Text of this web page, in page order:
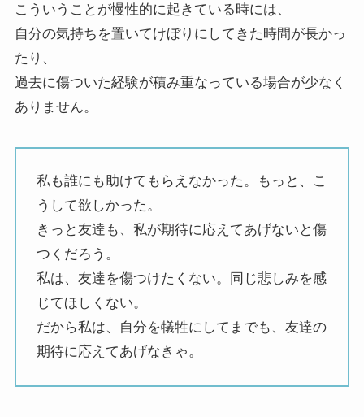
こういうことが慢性的に起きている時には、
自分の気持ちを置いてけぼりにしてきた時間が長かっ
たり、
過去に傷ついた経験が積み重なっている場合が少なく
ありません。
私も誰にも助けてもらえなかった。もっと、こ
うして欲しかった。
きっと友達も、私が期待に応えてあげないと傷
つくだろう。
私は、友達を傷つけたくない。同じ悲しみを感
じてほしくない。
だから私は、自分を犠牲にしてまでも、友達の
期待に応えてあげなきゃ。